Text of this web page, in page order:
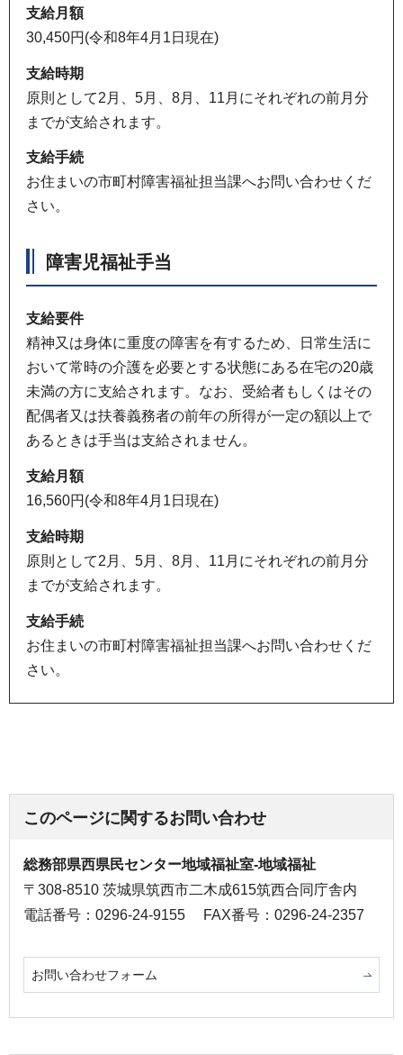
支給月額
30,450円(令和8年4月1日現在)
支給時期
原則として2月、5月、8月、11月にそれぞれの前月分
までが支給されます。
支給手続
お住まいの市町村障害福祉担当課へお問い合わせくだ
さい。
障害児福祉手当
支給要件
精神又は身体に重度の障害を有するため、日常生活に
おいて常時の介護を必要とする状態にある在宅の20歳
未満の方に支給されます。なお、受給者もしくはその
配偶者又は扶養義務者の前年の所得が一定の額以上で
あるときは手当は支給されません。
支給月額
16,560円(令和8年4月1日現在)
支給時期
原則として2月、5月、8月、11月にそれぞれの前月分
までが支給されます。
支給手続
お住まいの市町村障害福祉担当課へお問い合わせくだ
さい。
このページに関するお問い合わせ
総務部県西県民センター地域福祉室-地域福祉
〒308-8510 茨城県筑西市二木成615筑西合同庁舎内
電話番号：0296-24-9155
FAX番号：0296-24-2357
お問い合わせフォーム